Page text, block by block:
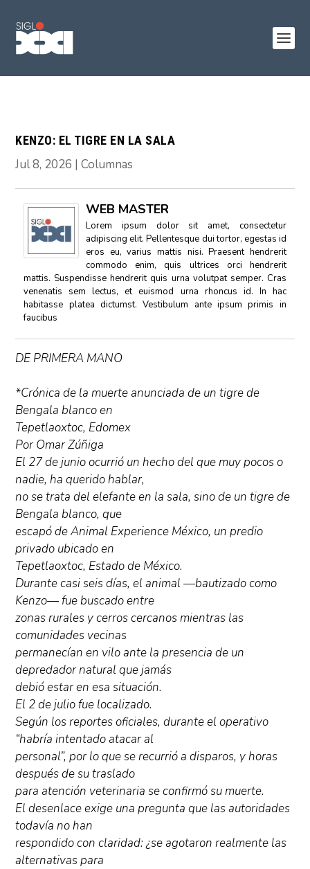
KENZO: EL TIGRE EN LA SALA
Jul 8, 2026 |Columnas
WEB MASTER
Lorem ipsum dolor sit amet, consectetur
adipiscing elit. Pellentesque dui tortor, egestas id
eros eu, varius mattis nisi. Praesent hendrerit
commodo enim, quis ultrices orci hendrerit
mattis. Suspendisse hendrerit quis urna volutpat semper. Cras
venenatis sem lectus, et euismod urna rhoncus id. In hac
habitasse platea dictumst. Vestibulum ante ipsum primis in
faucibus
DE PRIMERA MANO
*Crónica de la muerte anunciada de un tigre de
Bengala blanco en
Tepetlaoxtoc, Edomex
Por Omar Zúñiga
El 27 de junio ocurrió un hecho del que muy pocos o
nadie, ha querido hablar,
no se trata del elefante en la sala, sino de un tigre de
Bengala blanco, que
escapó de Animal Experience México, un predio
privado ubicado en
Tepetlaoxtoc, Estado de México.
Durante casi seis días, el animal —bautizado como
Kenzo— fue buscado entre
zonas rurales y cerros cercanos mientras las
comunidades vecinas
permanecían en vilo ante la presencia de un
depredador natural que jamás
debió estar en esa situación.
El 2 de julio fue localizado.
Según los reportes oficiales, durante el operativo
“habría intentado atacar al
personal”, por lo que se recurrió a disparos, y horas
después de su traslado
para atención veterinaria se confirmó su muerte.
El desenlace exige una pregunta que las autoridades
todavía no han
respondido con claridad: ¿se agotaron realmente las
alternativas para